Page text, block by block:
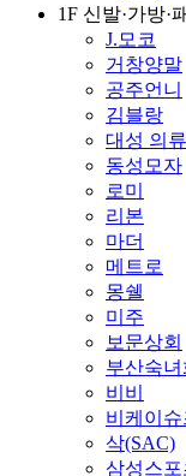
1F 신발·가방·
J.모코
거창양말
공주언니
김블랑
대성 의류
동성모자
로미
리본
마더
메트로
몽쉘
미주
보문상회
부산숙녀
비비
비케이슈
삭(SAC)
삼성스포